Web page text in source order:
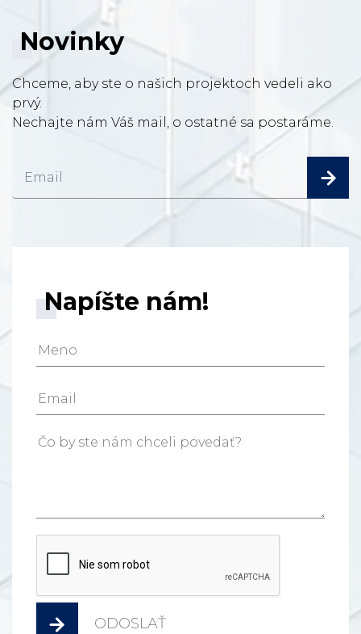
Novinky
Chceme, aby ste o našich projektoch vedeli ako
prvý.
Nechajte nám Váš mail, o ostatné sa postaráme.
Napíšte nám!
ODOSLAŤ